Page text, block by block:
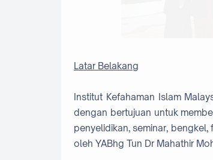
Latar Belakang
Institut Kefahaman Islam
dengan bertujuan untuk
penyelidikan, seminar,
oleh YABhg Tun Dr Mahathir